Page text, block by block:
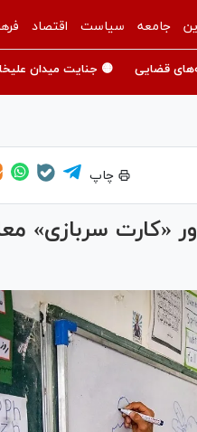
جامعه سیاست اقتصاد
قضایی 🟡 جنایت میدان
چاپ
«کارت سربازی»